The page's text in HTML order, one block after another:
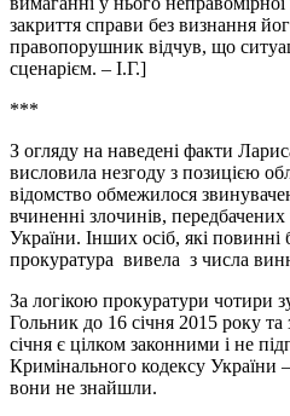
закриття справи без визнання
правопорушник відчув, що
сценарієм. – І.Г.]
***
З огляду на наведені факти
висловила незгоду з позицією
відомство обмежилося
вчиненні злочинів,
України. Інших осіб, які повинні
прокуратура вивела з числа
За логікою прокуратури чотири
Гольник до 16 січня 2015 року
січня є цілком законними і не
Кримінального кодексу України
вони не знайшли.